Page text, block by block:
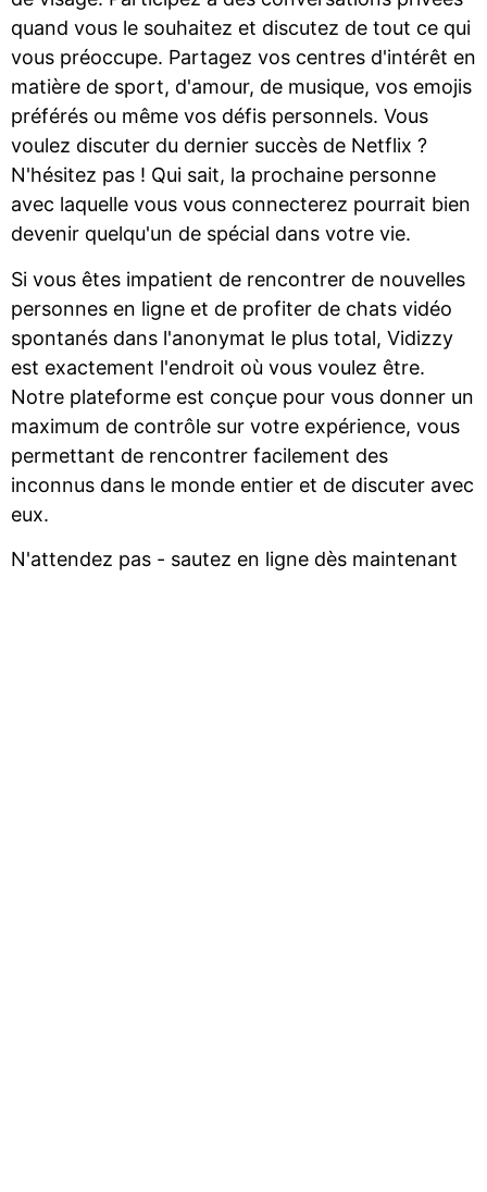
quand vous le souhaitez et discutez de tout ce qui
vous préoccupe. Partagez vos centres d'intérêt en
matière de sport, d'amour, de musique, vos emojis
préférés ou même vos défis personnels. Vous
voulez discuter du dernier succès de Netflix ?
N'hésitez pas ! Qui sait, la prochaine personne
avec laquelle vous vous connecterez pourrait bien
devenir quelqu'un de spécial dans votre vie.
Si vous êtes impatient de rencontrer de nouvelles
personnes en ligne et de profiter de chats vidéo
spontanés dans l'anonymat le plus total, Vidizzy
est exactement l'endroit où vous voulez être.
Notre plateforme est conçue pour vous donner un
maximum de contrôle sur votre expérience, vous
permettant de rencontrer facilement des
inconnus dans le monde entier et de discuter avec
eux.
N'attendez pas - sautez en ligne dès maintenant